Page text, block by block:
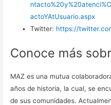
actoYAtUsuario.aspx
Twitter: https://
Conoce más
MAZ es una mutua
años de historia, la cual, se
de sus comunidades.